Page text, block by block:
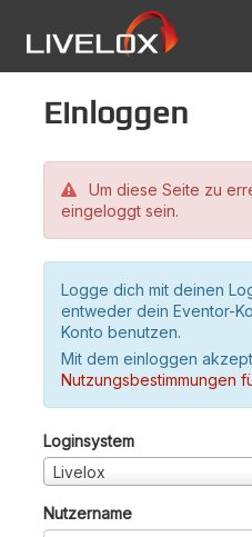
Einloggen
Um diese Seite zu
eingeloggt sein.
Logge dich mit deinen
entweder dein Eventor-
Konto benutzen.
Mit dem einloggen
Nutzungsbestimmungen
Loginsystem
Livelox
Nutzername